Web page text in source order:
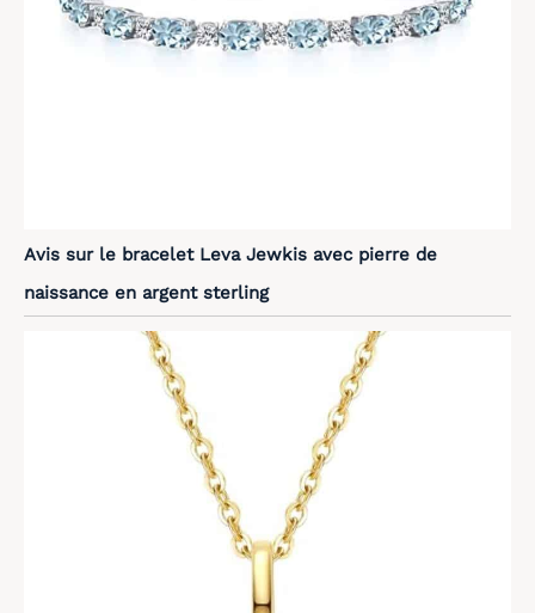
Avis sur le bracelet Leva Jewkis avec pierre de
naissance en argent sterling